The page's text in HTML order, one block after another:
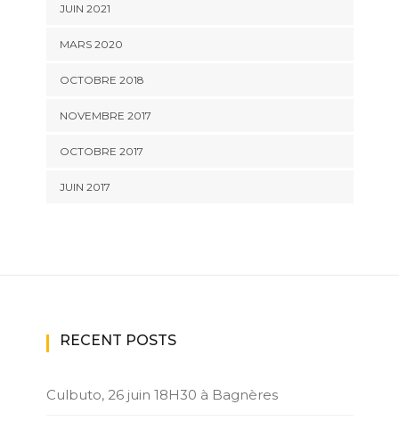
JUIN 2021
MARS 2020
OCTOBRE 2018
NOVEMBRE 2017
OCTOBRE 2017
JUIN 2017
RECENT POSTS
Culbuto, 26 juin 18H30 à Bagnères